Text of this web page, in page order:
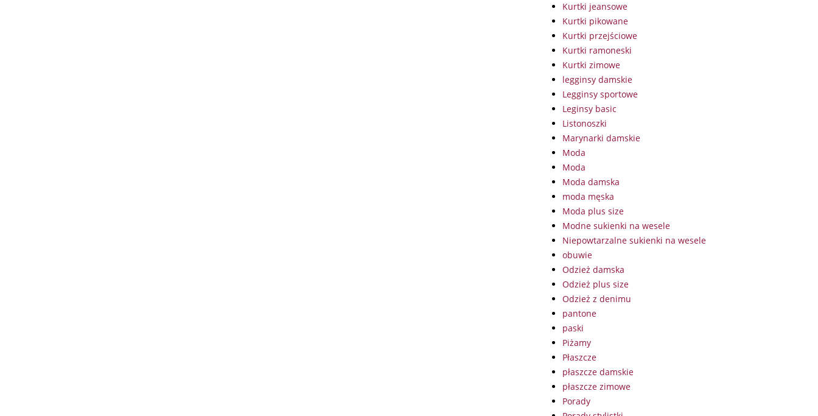
Kurtki jeansowe
Kurtki pikowane
Kurtki przejściowe
Kurtki ramoneski
Kurtki zimowe
legginsy damskie
Legginsy sportowe
Leginsy basic
Listonoszki
Marynarki damskie
Moda
Moda
Moda damska
moda męska
Moda plus size
Modne sukienki na wesele
Niepowtarzalne sukienki na wesele
obuwie
Odzież damska
Odzież plus size
Odzież z denimu
pantone
paski
Piżamy
Płaszcze
płaszcze damskie
płaszcze zimowe
Porady